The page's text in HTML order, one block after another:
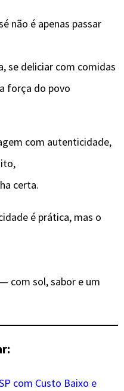
não é apenas passar
se deliciar com comidas
força do povo
com autenticidade,
certa.
é prática, mas o
com sol, sabor e um
com Custo Baixo e